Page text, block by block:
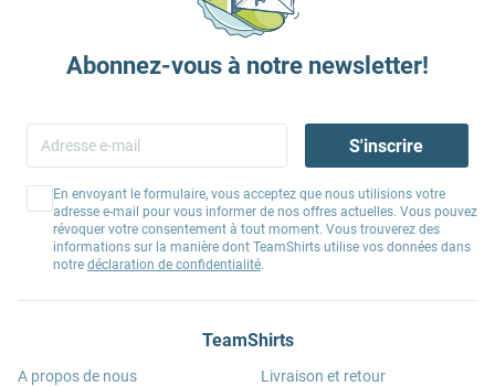
Abonnez-vous à notre newsletter!
S'inscrire
En envoyant le formulaire, vous acceptez que nous utilisions votre
adresse e-mail pour vous informer de nos offres actuelles. Vous pouvez
révoquer votre consentement à tout moment. Vous trouverez des
informations sur la manière dont TeamShirts utilise vos données dans
notre déclaration de confidentialité.
TeamShirts
A propos de nous
Livraison et retour